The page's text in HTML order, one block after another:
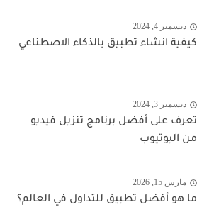
ديسمبر 4, 2024
كيفية انشاء تطبيق بالذكاء الاصطناعي
ديسمبر 3, 2024
تعرف على أفضل برنامج تنزيل فيديو
من اليوتيوب
مارس 15, 2026
ما هو أفضل تطبيق للتداول في العالم؟